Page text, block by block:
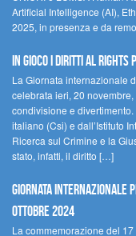
Artificial Intelligence (AI),
2025, in presenza e da
In gioco i diritti al Rights
La Giornata internazionale
celebrata ieri, 20
condivisione e
italiano (Csi) e dall’Istituto
Ricerca sul Crimine e la
stato, infatti, il diritto […]
Giornata internazionale
ottobre 2024
La commemorazione del